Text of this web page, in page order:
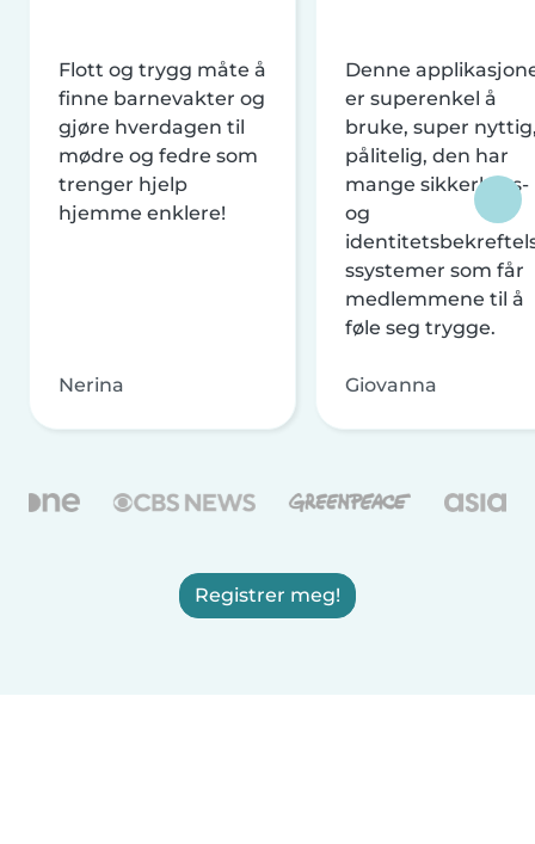
Flott og trygg måte å
finne barnevakter og
gjøre hverdagen til
mødre og fedre som
trenger hjelp
hjemme enklere!
Nerina
Denne
er superenkel å
bruke, super
pålitelig, den har
mange sikkerhets-
og
ssystemer som får
medlemmene til å
føle seg trygge.
Giovanna
Registrer meg!